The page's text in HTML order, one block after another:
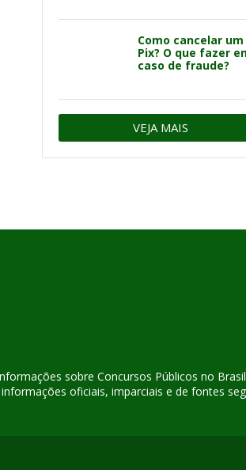
Como cancelar um
Pix? O que fazer
caso de fraude?
VEJA MAIS
sobre Concursos Públicos no
oficiais, imparciais e de fontes